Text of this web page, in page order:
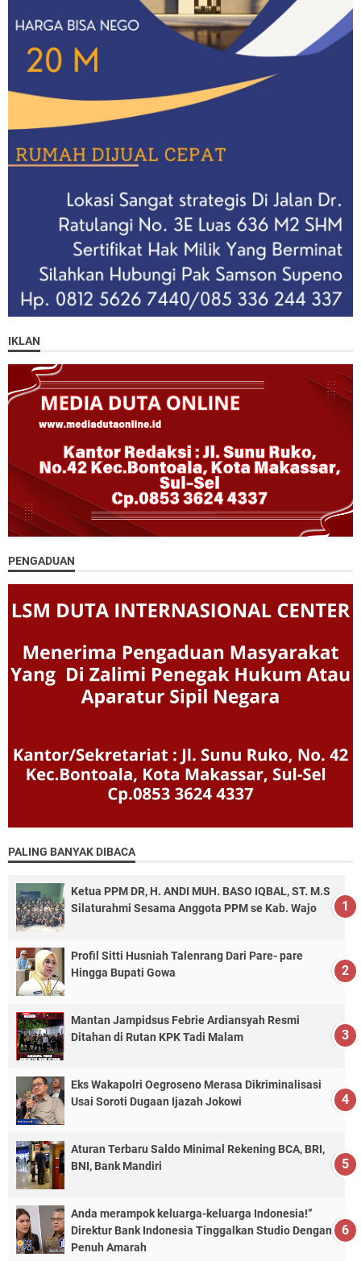
IKLAN
PENGADUAN
PALING BANYAK DIBACA
Ketua PPM DR, H. ANDI MUH. BASO IQBAL, ST. M.S
Silaturahmi Sesama Anggota PPM se Kab. Wajo
Profil Sitti Husniah Talenrang Dari Pare- pare
Hingga Bupati Gowa
Mantan Jampidsus Febrie Ardiansyah Resmi
Ditahan di Rutan KPK Tadi Malam
Eks Wakapolri Oegroseno Merasa Dikriminalisasi
Usai Soroti Dugaan Ijazah Jokowi
Aturan Terbaru Saldo Minimal Rekening BCA, BRI,
BNI, Bank Mandiri
Anda merampok keluarga-keluarga Indonesia!”
Direktur Bank Indonesia Tinggalkan Studio Dengan
Penuh Amarah